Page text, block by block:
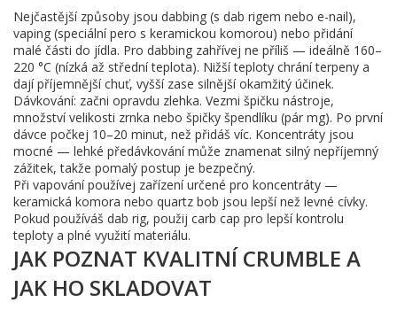
Nejčastější způsoby jsou dabbing (s dab rigem nebo e-nail),
vaping (speciální pero s keramickou komorou) nebo přidání
malé části do jídla. Pro dabbing zahřívej ne příliš — ideálně 160–
220 °C (nízká až střední teplota). Nižší teploty chrání terpeny a
dají příjemnější chuť, vyšší zase silnější okamžitý účinek.
Dávkování: začni opravdu zlehka. Vezmi špičku nástroje,
množství velikosti zrnka nebo špičky špendlíku (pár mg). Po první
dávce počkej 10–20 minut, než přidáš víc. Koncentráty jsou
mocné — lehké předávkování může znamenat silný nepříjemný
zážitek, takže pomalý postup je bezpečný.
Při vapování používej zařízení určené pro koncentráty —
keramická komora nebo quartz bob jsou lepší než levné cívky.
Pokud používáš dab rig, použij carb cap pro lepší kontrolu
teploty a plné využití materiálu.
JAK POZNAT KVALITNÍ CRUMBLE A
JAK HO SKLADOVAT